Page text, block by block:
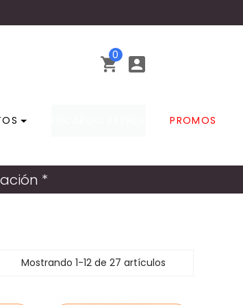

0 
PROMOS
*
Mostrando 1-12 de 27 artículos